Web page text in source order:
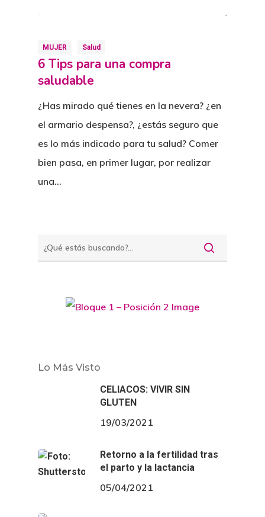
MUJER Salud
6 Tips para una compra
saludable
¿Has mirado qué tienes en la nevera? ¿en
el armario despensa?, ¿estás seguro que
es lo más indicado para tu salud? Comer
bien pasa, en primer lugar, por realizar
una…
Lo Más Visto
CELIACOS: VIVIR SIN
GLUTEN
19/03/2021
Retorno a la fertilidad tras
el parto y la lactancia
05/04/2021